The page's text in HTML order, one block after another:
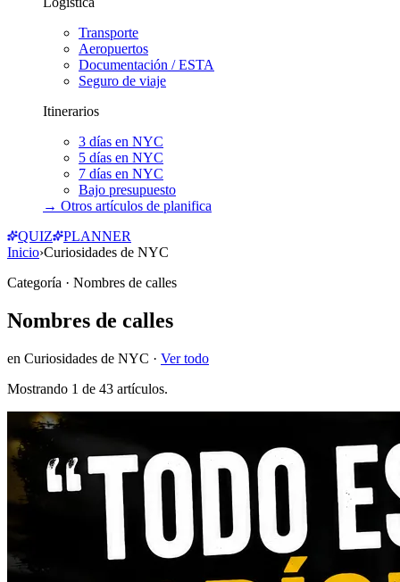
Transporte
Aeropuertos
Documentación / ESTA
Seguro de viaje
Itinerarios
3 días en NYC
5 días en NYC
7 días en NYC
Bajo presupuesto
→ Otros artículos de planifica
QUIZ
PLANNER
Inicio›Curiosidades de NYC
Categoría · Nombres de calles
Nombres de calles
en Curiosidades de NYC · Ver todo
Mostrando 1 de 43 artículos.